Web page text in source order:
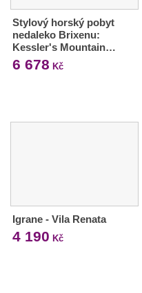
Stylový horský pobyt
nedaleko Brixenu:
Kessler's Mountain…
6 678 Kč
Igrane - Vila Renata
4 190 Kč